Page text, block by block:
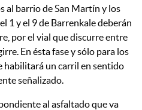
al barrio de San Martín y los
1 y el 9 de Barrenkale deberán
por el vial que discurre entre
En ésta fase y sólo para los
habilitará un carril en sentido
señalizado.
al asfaltado que va